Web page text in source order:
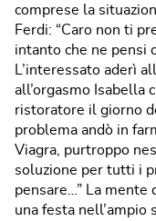
comprese la
Ferdi: “Caro non ti
intanto che ne pensi
L’interessato aderì
all’orgasmo Isabella
ristoratore il giorno
problema andò in
Viagra, purtroppo
soluzione per tutti i
pensare…” La mente
una festa nell’ampio